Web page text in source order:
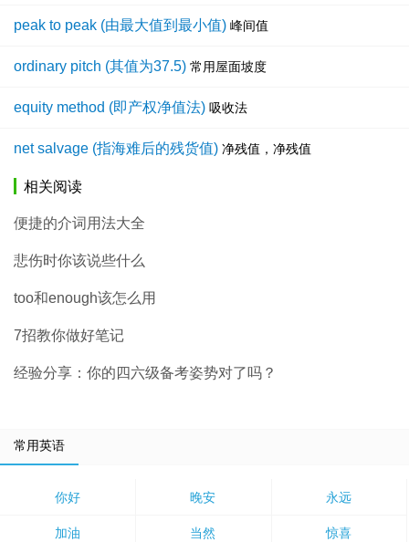
peak to peak (由最大值到最小值) 峰间值
ordinary pitch (其值为37.5) 常用屋面坡度
equity method (即产权净值法) 吸收法
net salvage (指海难后的残货值) 净残值，净残值
相关阅读
便捷的介词用法大全
悲伤时你该说些什么
too和enough该怎么用
7招教你做好笔记
经验分享：你的四六级备考姿势对了吗？
常用英语
你好 晚安 永远
加油 当然 惊喜